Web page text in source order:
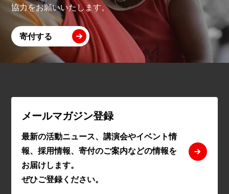
協力をお願いいたします。
寄付する
メールマガジン登録
最新の活動ニュース、講演会やイベント情
報、採用情報、寄付のご案内などの情報を
お届けします。
ぜひご登録ください。